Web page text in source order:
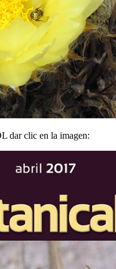
dar clic en la imagen: